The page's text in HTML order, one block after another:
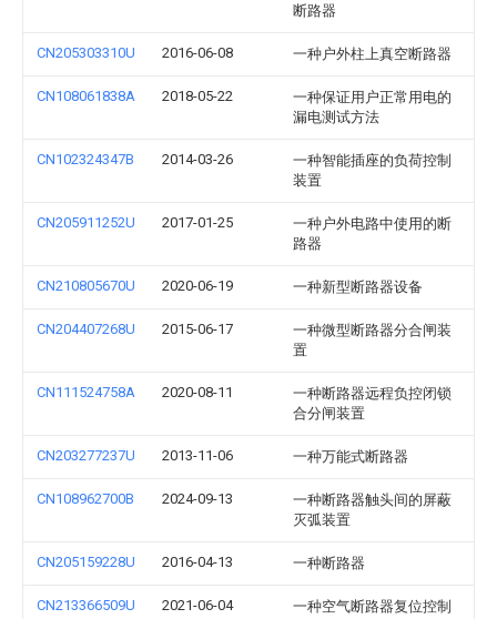
断路器
CN205303310U 2016-06-08 一种户外柱上真空断路器
CN108061838A 2018-05-22
一种保证用户正常用电的
漏电测试方法
CN102324347B 2014-03-26
一种智能插座的负荷控制
装置
CN205911252U 2017-01-25
一种户外电路中使用的断
路器
CN210805670U 2020-06-19 一种新型断路器设备
CN204407268U 2015-06-17
一种微型断路器分合闸装
置
CN111524758A 2020-08-11
一种断路器远程负控闭锁
合分闸装置
CN203277237U 2013-11-06 一种万能式断路器
CN108962700B 2024-09-13
一种断路器触头间的屏蔽
灭弧装置
CN205159228U 2016-04-13 一种断路器
CN213366509U 2021-06-04
一种空气断路器复位控制